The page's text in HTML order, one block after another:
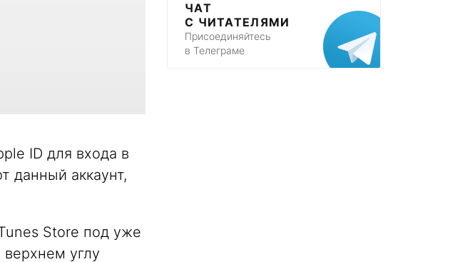
ID для входа в
данный аккаунт,
Store под уже
углу
ЧАТ
С ЧИТАТЕЛЯМИ
Присоединяйтесь
в Телеграме